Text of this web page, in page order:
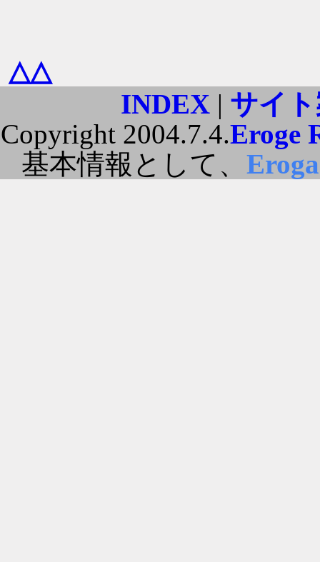
△△
INDEX| サイ
Copyright 2004.7.4.Eroge
基本情報として、